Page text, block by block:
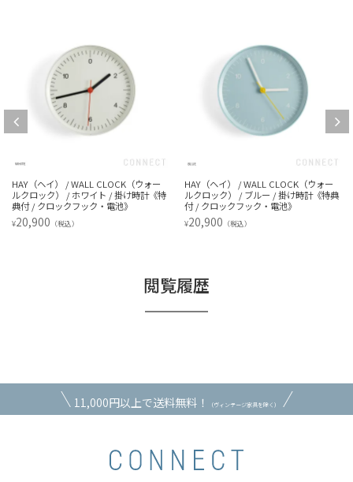
HAY（ヘイ） / WALL CLOCK（ウォー
ルクロック） / ホワイト / 掛け時計《特
典付 / クロックフック・電池》
¥20,900 （税込）
HAY（ヘイ） / WALL CLOCK（ウォー
ルクロック） / ブルー / 掛け時計《特典
付 / クロックフック・電池》
¥20,900 （税込）
閲覧履歴
11,000円以上で送料無料！ （ヴィンテージ家具を除く）